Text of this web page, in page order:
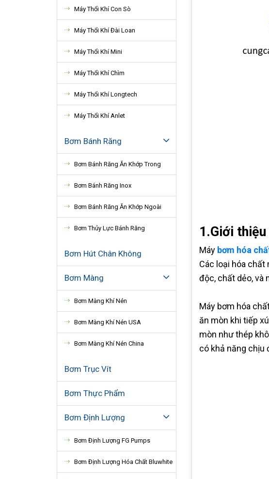
Máy Thổi Khí Con Sò
Máy Thổi Khí Đài Loan
Máy Thổi Khí Mini
Máy Thổi Khí Chìm
Máy Thổi Khí Longtech
Máy Thổi Khí Anlet
Bơm Bánh Răng
Bơm Bánh Răng Ăn Khớp Trong
Bơm Bánh Răng Inox
Bơm Bánh Răng Ăn Khớp Ngoài
Bơm Thủy Lực Bánh Răng
Bơm Hút Chân Không
Bơm Màng
Bơm Màng Khí Nén
Bơm Màng Khí Nén USA
Bơm Màng Khí Nén China
Bơm Trục Vít
Bơm Thực Phẩm
Bơm Định Lượng
Bơm Định Lượng FG Pumps
Bơm Định Lượng Hóa Chất Bluwhite
1.Giới
Máy bơm hóa
Các loại hóa chất
độc, chất dẻo, và
Máy bơm hóa
ăn mòn khi tiếp
mòn như thép
có khả năng chịu